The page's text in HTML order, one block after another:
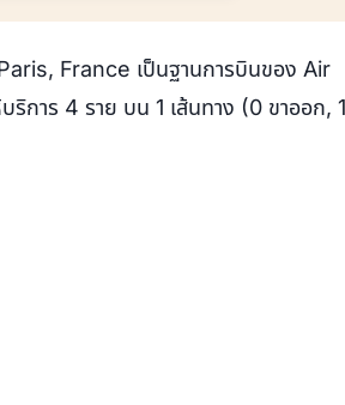
France เป็นฐานการบินของ Air
การ 4 ราย บน 1 เส้นทาง (0 ขาออก,